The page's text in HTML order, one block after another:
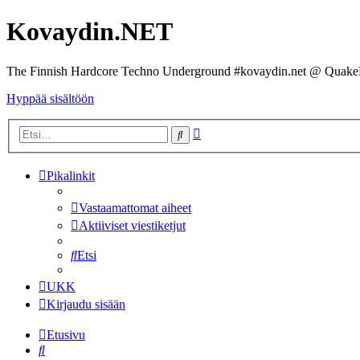
Kovaydin.NET
The Finnish Hardcore Techno Underground #kovaydin.net @
Hyppää sisältöön
Etsi
Pikalinkit
Vastaamattomat aiheet
Aktiiviset viestiketjut
Etsi
UKK
Kirjaudu sisään
Etusivu
Etsi